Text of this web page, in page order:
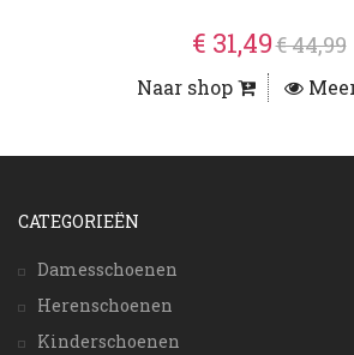
€ 31,49€ 44,99
Naar shop
CATEGORIEËN
Damesschoenen
Herenschoenen
Kinderschoenen